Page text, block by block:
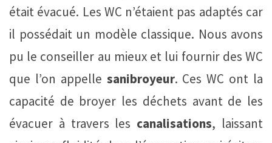
était évacué. Les WC n’étaient pas adaptés car
il possédait un modèle classique. Nous avons
pu le conseiller au mieux et lui fournir des WC
que l’on appelle sanibroyeur. Ces WC ont la
capacité de broyer les déchets avant de les
évacuer à travers les canalisations, laissant